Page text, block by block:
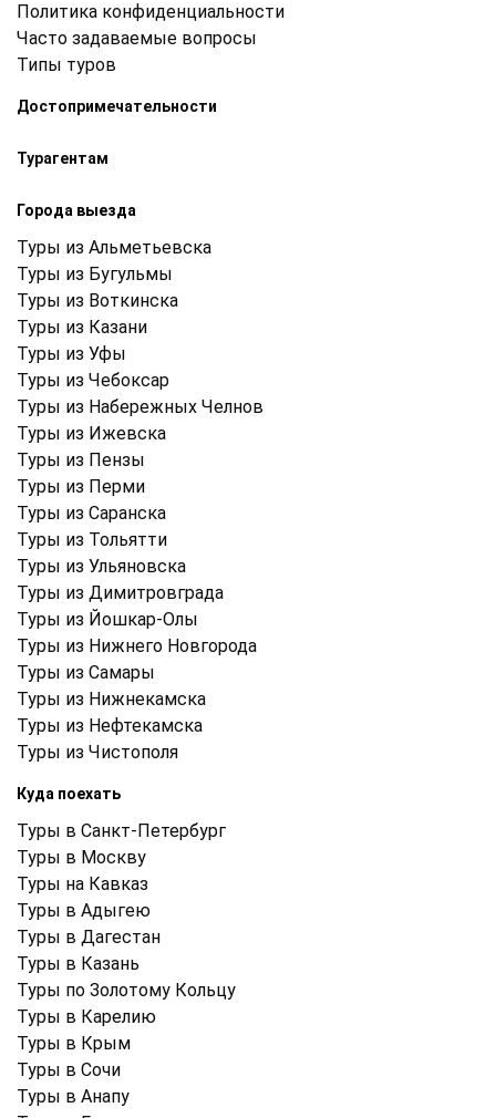
Политика конфиденциальности
Часто задаваемые вопросы
Типы туров
Достопримечательности
Турагентам
Города выезда
Туры из Альметьевска
Туры из Бугульмы
Туры из Воткинска
Туры из Казани
Туры из Уфы
Туры из Чебоксар
Туры из Набережных Челнов
Туры из Ижевска
Туры из Пензы
Туры из Перми
Туры из Саранска
Туры из Тольятти
Туры из Ульяновска
Туры из Димитровграда
Туры из Йошкар-Олы
Туры из Нижнего Новгорода
Туры из Самары
Туры из Нижнекамска
Туры из Нефтекамска
Туры из Чистополя
Куда поехать
Туры в Санкт-Петербург
Туры в Москву
Туры на Кавказ
Туры в Адыгею
Туры в Дагестан
Туры в Казань
Туры по Золотому Кольцу
Туры в Карелию
Туры в Крым
Туры в Cочи
Туры в Анапу